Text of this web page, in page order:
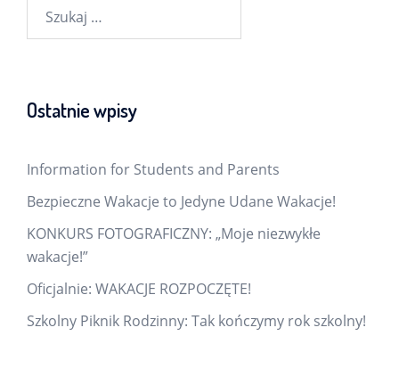
Ostatnie wpisy
Information for Students and Parents
Bezpieczne Wakacje to Jedyne Udane Wakacje!
KONKURS FOTOGRAFICZNY: „Moje niezwykłe
wakacje!”
Oficjalnie: WAKACJE ROZPOCZĘTE!
Szkolny Piknik Rodzinny: Tak kończymy rok szkolny!